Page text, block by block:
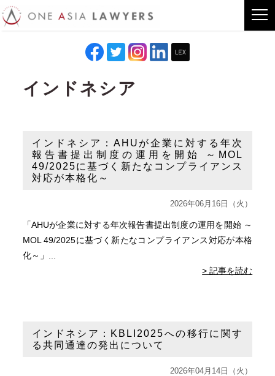
インドネシア
インドネシア：AHUが企業に対する年次
報告書提出制度の運用を開始 ～MOL
49/2025に基づく新たなコンプライアンス
対応が本格化～
2026年06月16日（火）
「AHUが企業に対する年次報告書提出制度の運用を開始 ～
MOL 49/2025に基づく新たなコンプライアンス対応が本格
化～」...
> 記事を読む
インドネシア：KBLI2025への移行に関す
る共同通達の発出について
2026年04月14日（火）